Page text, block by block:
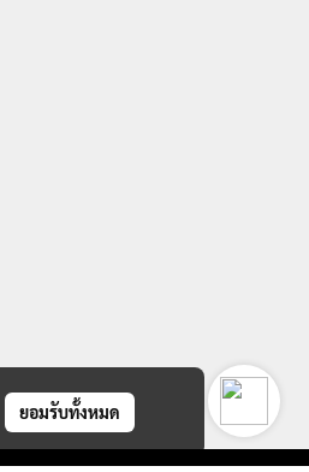
ยอมรับทั้งหมด